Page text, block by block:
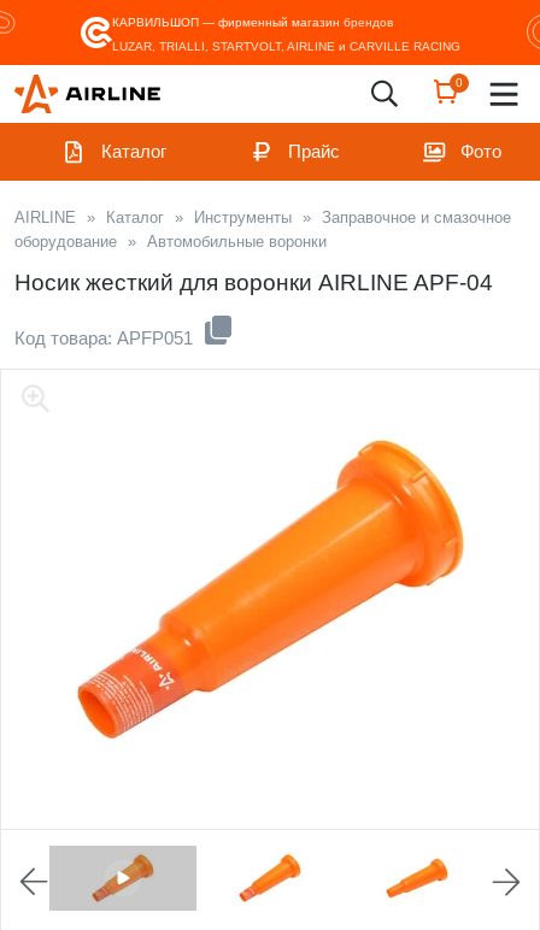
КАРВИЛЬШОП — фирменный магазин брендов
LUZAR, TRIALLI, STARTVOLT, AIRLINE и CARVILLE RACING
0
Каталог Прайс Фото
AIRLINE » Каталог » Инструменты » Заправочное и смазочное
оборудование » Автомобильные воронки
Носик жесткий для воронки AIRLINE APF-04
Код товара: APFP051